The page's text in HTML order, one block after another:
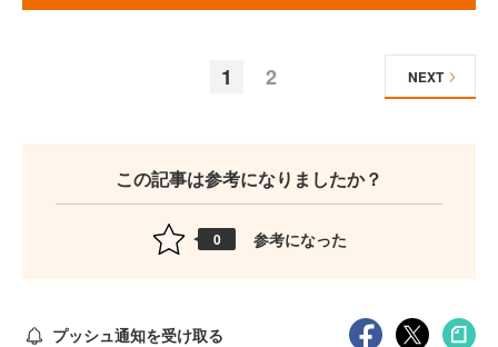
1 2 NEXT
この記事は参考になりましたか？
0 参考になった
プッシュ通知を受け取る